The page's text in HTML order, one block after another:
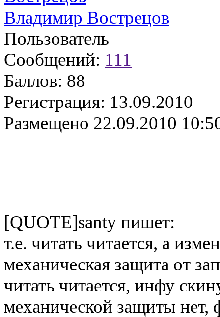
Владимир Вострецов
Пользователь
Сообщений: 111
Баллов: 88
Регистрация: 13.09.2010
Размещено 22.09.2010
[QUOTE]santy пишет:
т.е. читать читается, а
механическая защита от
читать читается, инфу
механической защиты нет,